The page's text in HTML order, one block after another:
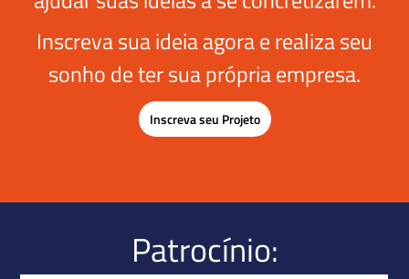
Inscreva sua ideia agora e realiza seu
sonho de ter sua própria empresa.
Inscreva seu Projeto
Patrocínio: